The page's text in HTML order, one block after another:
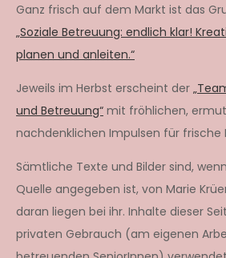
Ganz frisch auf dem Markt ist das
„Soziale Betreuung: endlich klar!
planen und anleiten.“
Jeweils im Herbst erscheint der
und Betreuung“ mit fröhlichen,
nachdenklichen Impulsen für frische
Sämtliche Texte und Bilder sind,
Quelle angegeben ist, von Marie
daran liegen bei ihr. Inhalte dieser
privaten Gebrauch (am eigenen